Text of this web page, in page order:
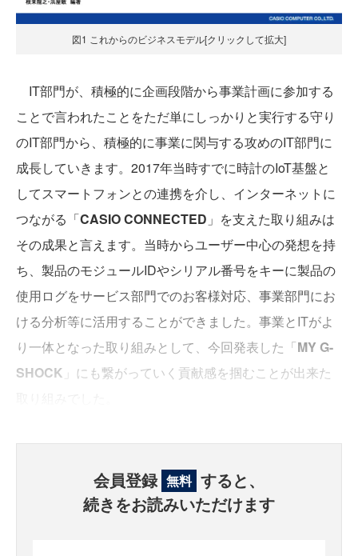
図1 これからのビジネスモデル[クリックして拡大]
IT部門が、積極的に企画段階から事業計画に参加する
ことで言われたことをただ単にしっかりと実行する守り
のIT部門から、積極的に事業に関与する攻めのIT部門に
成長していきます。2017年当時すでに時計のIoT基盤と
してスマートフォンとの連携を介し、インターネットに
つながる「CASIO CONNECTED 」を支えた取り組みは
その成果と言えます。当時からユーザー中心の発想を持
ち、製品のモジュールIDやシリアル番号をキーに製品の
使用ログをサービス部門でのお客様対応、事業部門にお
ける分析等に活用することができました。事業とITがよ
り一体となった取り組みとして、今回発表した「MY G-
SHOCK 」にも繋がっていく貢献感を掴むことが出来た
会員登録 無料 すると、
続きをお読みいただけます